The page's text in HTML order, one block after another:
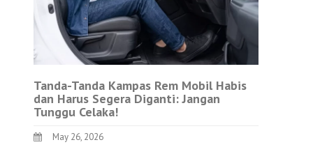
Tanda-Tanda Kampas Rem Mobil Habis
dan Harus Segera Diganti: Jangan
Tunggu Celaka!
May 26, 2026